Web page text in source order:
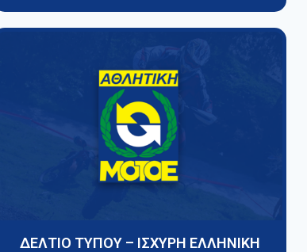
ΔΕΛΤΙΟ ΤΥΠΟΥ – ΙΣΧΥΡΗ ΕΛΛΗΝΙΚΗ